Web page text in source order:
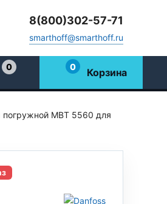
8(800)302-57-71
smarthoff@smarthoff.ru
0
0 Корзина
MBT 5560 для